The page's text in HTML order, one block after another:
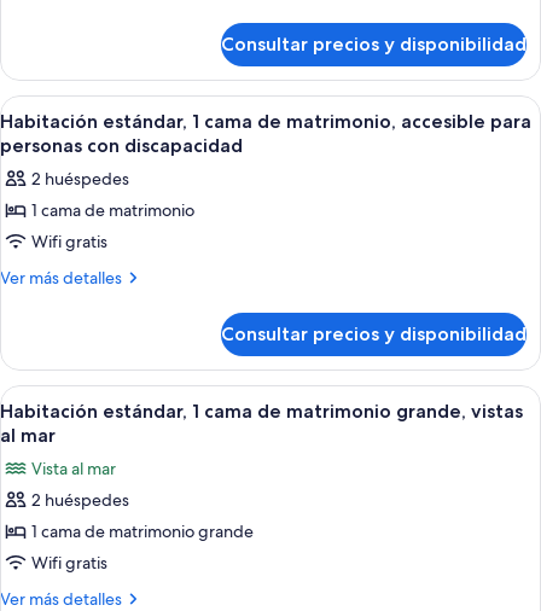
vistas
al
mar
2
camas
individuales,
vistas
al
mar
Consultar precios y disponibilidad
Abrir
todas
las
fotos
de
Habitación
estándar,
de
matrimonio,
accesible
para
personas
con
discapacidad
Habitación de hotel con cabecera
4
Habitación estándar, 1 cama de matrimonio, accesible para
personas con discapacidad
2 huéspedes
1 cama de matrimonio
Wifi gratis
Ver más detalles
Más
estándar,
cama
de
accesible
para
con
discapacidad
Consultar precios y disponibilidad
Abrir
todas
fotos
de
Habitación
estándar,
1
Habitación de hotel con una cama
5
Habitación estándar, 1 cama de matrimonio grande, vistas
al mar
Vista al mar
2 huéspedes
1 cama de matrimonio grande
Wifi gratis
Ver más detalles
Más